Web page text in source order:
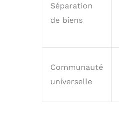
Séparation
de biens
Communauté
universelle